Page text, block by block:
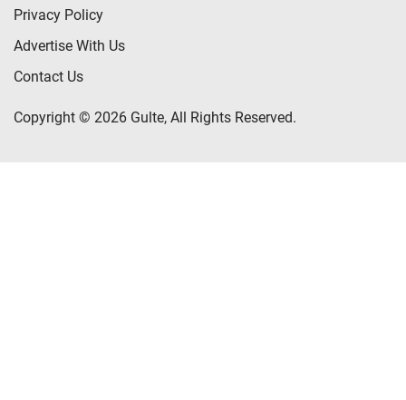
Privacy Policy
Advertise With Us
Contact Us
Copyright © 2026 Gulte, All Rights Reserved.